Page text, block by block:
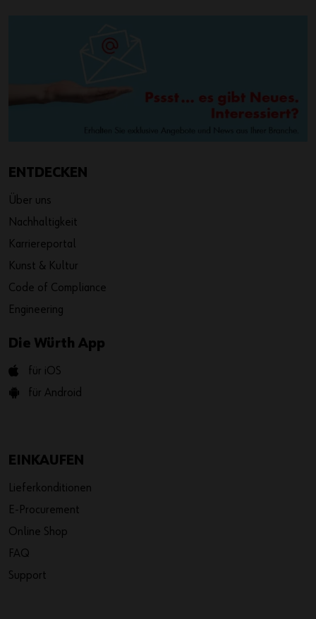
ENTDECKEN
Über uns
Nachhaltigkeit
Karriereportal
Kunst & Kultur
Code of Compliance
Engineering
Die Würth App
für iOS
für Android
EINKAUFEN
Lieferkonditionen
E-Procurement
Online Shop
FAQ
Support